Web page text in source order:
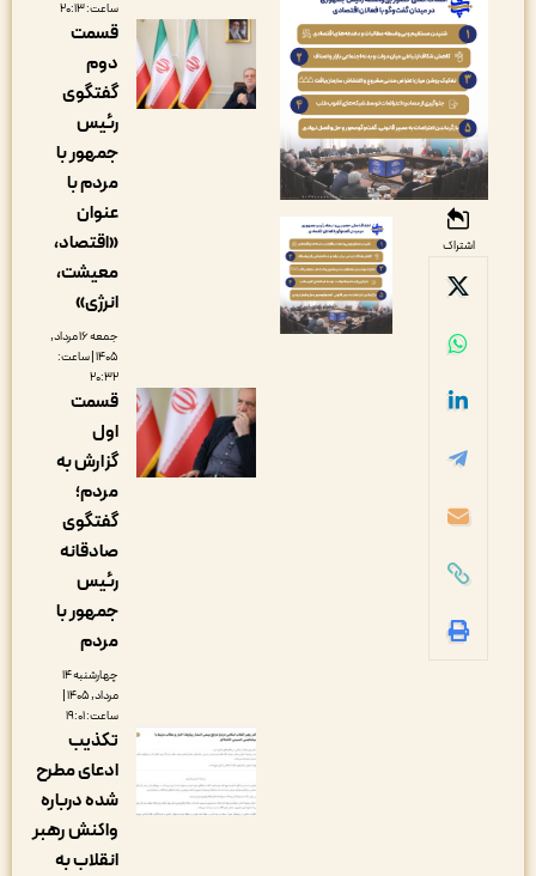
قسمت
دوم
گفتگوی
جمهور با
«اقتصاد،
معیشت،
جمعه ۱۶ مرداد,
۱۴۰۵ | ساعت:
قسمت
اول
گزارش به
گفتگوی
صادقانه
جمهور با
چهارشنبه ۱۴
مرداد, ۱۴۰۵ |
تکذیب
ادعای مطرح
شده درباره
واکنش رهبر
انقلاب به